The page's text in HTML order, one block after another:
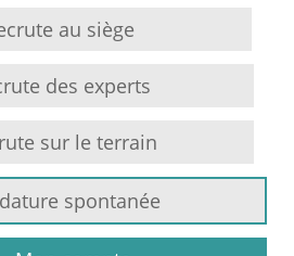
au siège
des experts
sur le terrain
spontanée